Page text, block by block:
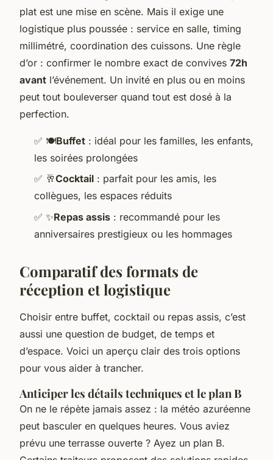
plat est une mise en scène. Mais il exige une
logistique plus poussée : service en salle, timing
millimétré, coordination des cuissons. Une règle
d’or : confirmer le nombre exact de convives 72h
avant l’événement. Un invité en plus ou en moins
peut tout bouleverser quand tout est dosé à la
perfection.
✅ 🍽️Buffet : idéal pour les familles, les enfants,
les soirées prolongées
✅ 🥂Cocktail : parfait pour les amis, les
collègues, les espaces réduits
✅ ✨Repas assis : recommandé pour les
anniversaires prestigieux ou les hommages
Comparatif des formats de
réception et logistique
Choisir entre buffet, cocktail ou repas assis, c’est
aussi une question de budget, de temps et
d’espace. Voici un aperçu clair des trois options
pour vous aider à trancher.
Anticiper les détails techniques et le plan B
On ne le répète jamais assez : la météo azuréenne
peut basculer en quelques heures. Vous aviez
prévu une terrasse ouverte ? Ayez un plan B.